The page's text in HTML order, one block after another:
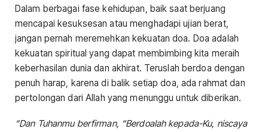
Dalam berbagai fase kehidupan, baik saat berjuang
mencapai kesuksesan atau menghadapi ujian berat,
jangan pernah meremehkan kekuatan doa. Doa adalah
kekuatan spiritual yang dapat membimbing kita meraih
keberhasilan dunia dan akhirat. Teruslah berdoa dengan
penuh harap, karena di balik setiap doa, ada rahmat dan
pertolongan dari Allah yang menunggu untuk diberikan.
“Dan Tuhanmu berfirman, “Berdoalah kepada-Ku, niscaya